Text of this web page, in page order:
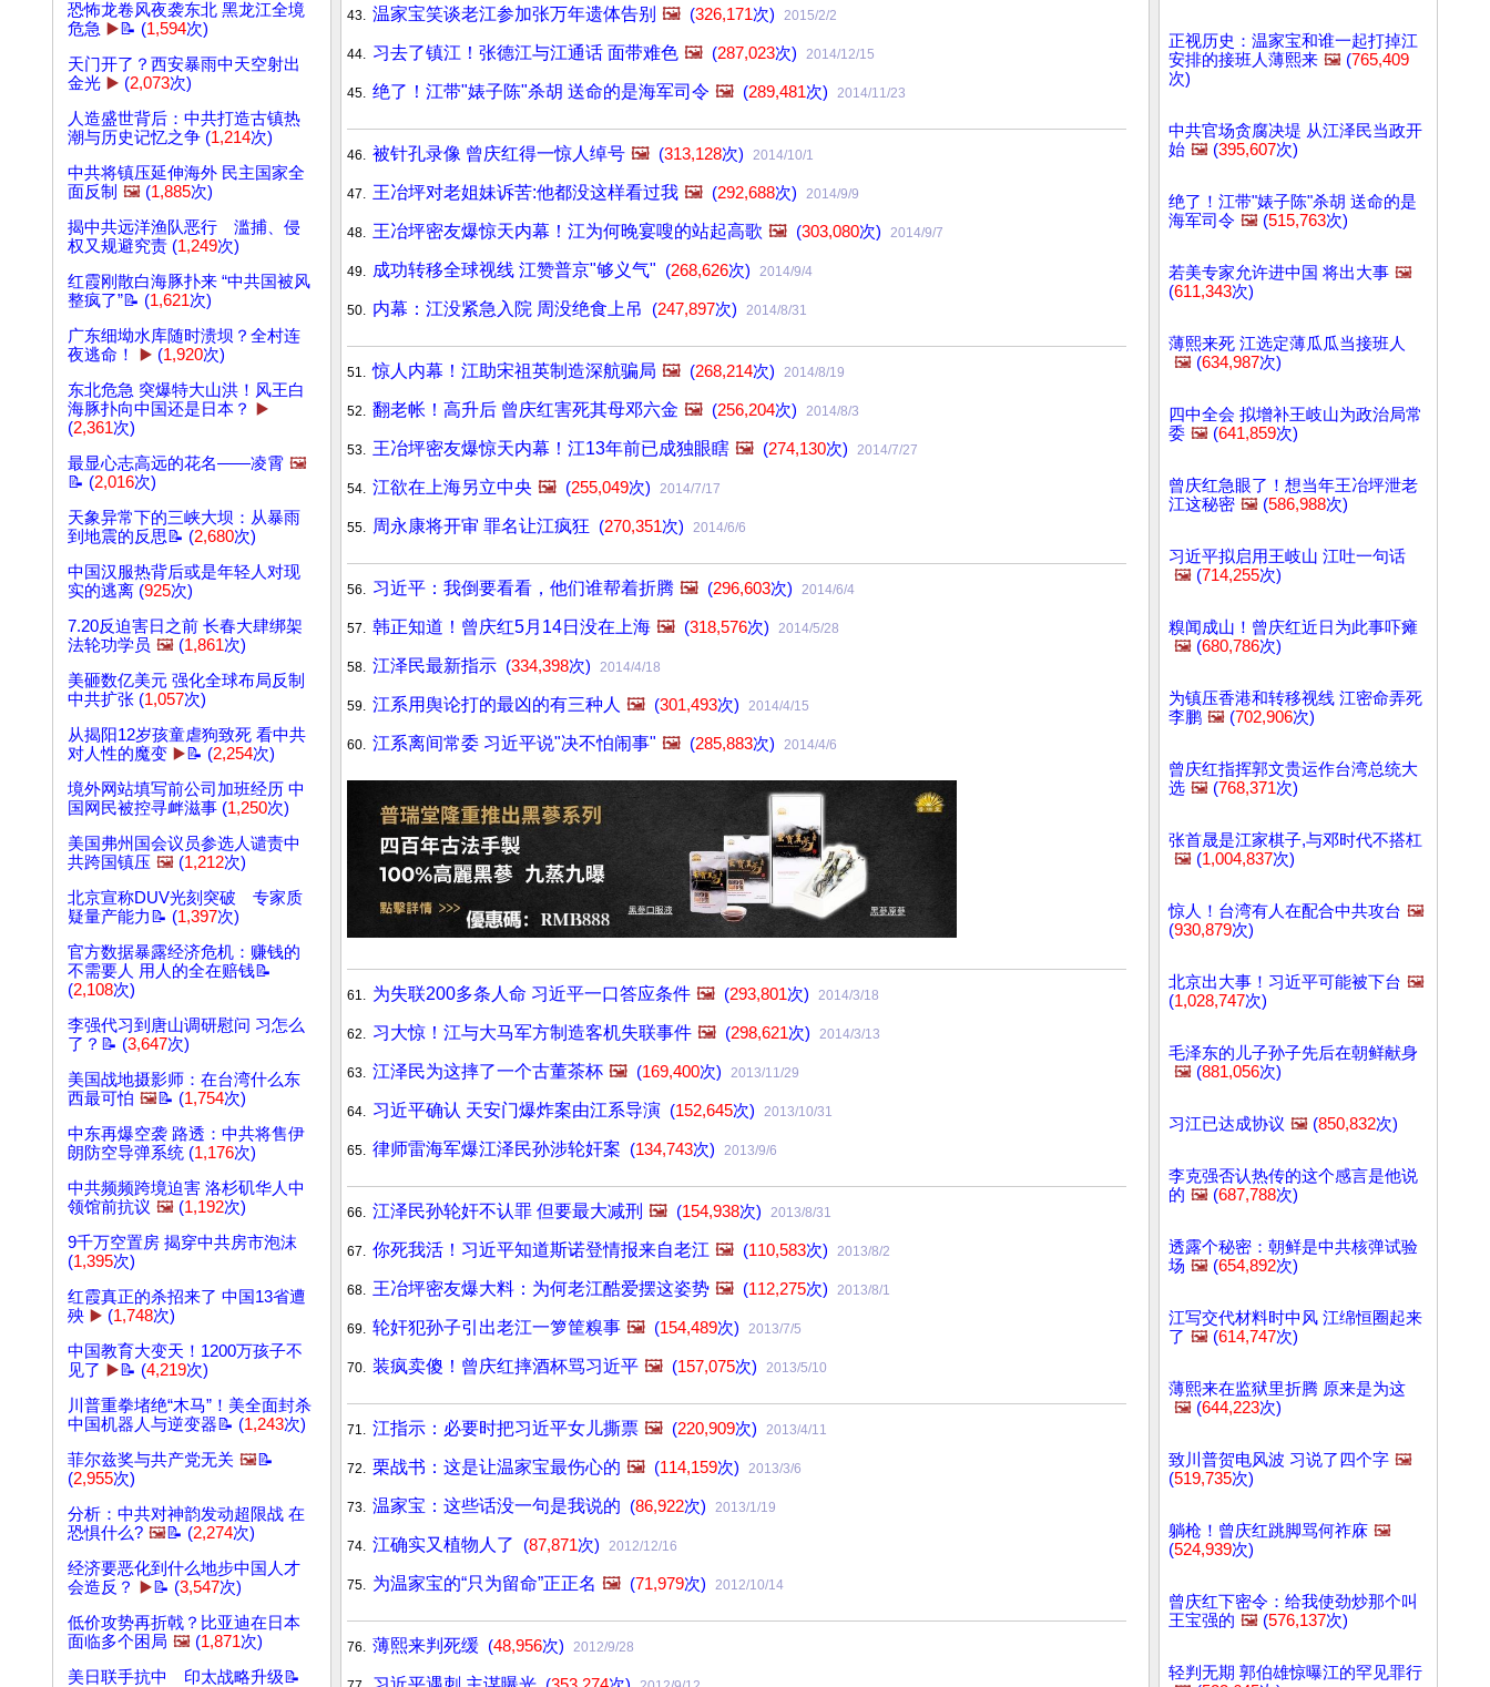
恐怖龙卷风夜袭东北 黑龙江全境
危急 ▶️📝 (1,594次)
天门开了？西安暴雨中天空射出
金光 ▶️ (2,073次)
人造盛世背后：中共打造古镇热
潮与历史记忆之争 (1,214次)
中共将镇压延伸海外 民主国家全
面反制 🖼️ (1,885次)
揭中共远洋渔队恶行 滥捕、侵
权又规避究责 (1,249次)
红霞刚散白海豚扑来 “中共国被风
整疯了”📝 (1,621次)
广东细坳水库随时溃坝？全村连
夜逃命！
▶️ (1,920次)
东北危急 突爆特大山洪！风王白
海豚扑向中国还是日本？
▶️
(2,361次)
最显心志高远的花名——凌霄 🖼️
📝 (2,016次)
天象异常下的三峡大坝：从暴雨
到地震的反思📝 (2,680次)
中国汉服热背后或是年轻人对现
实的逃离 (925次)
7.20反迫害日之前 长春大肆绑架
法轮功学员 🖼️ (1,861次)
美砸数亿美元 强化全球布局反制
中共扩张 (1,057次)
从揭阳12岁孩童虐狗致死 看中共
对人性的魔变 ▶️📝 (2,254次)
境外网站填写前公司加班经历 中
国网民被控寻衅滋事 (1,250次)
美国弗州国会议员参选人谴责中
共跨国镇压 🖼️ (1,212次)
北京宣称DUV光刻突破 专家质
疑量产能力📝 (1,397次)
官方数据暴露经济危机：赚钱的
不需要人 用人的全在赔钱📝
(2,108次)
李强代习到唐山调研慰问 习怎么
了？📝 (3,647次)
美国战地摄影师：在台湾什么东
西最可怕 🖼️📝 (1,754次)
中东再爆空袭 路透：中共将售伊
朗防空导弹系统 (1,176次)
中共频频跨境迫害 洛杉矶华人中
领馆前抗议 🖼️ (1,192次)
9千万空置房 揭穿中共房市泡沫
(1,395次)
红霞真正的杀招来了 中国13省遭
殃 ▶️ (1,748次)
中国教育大变天！1200万孩子不
见了 ▶️📝 (4,219次)
川普重拳堵绝“木马”！美全面封杀
中国机器人与逆变器📝 (1,243次)
菲尔兹奖与共产党无关 🖼️📝
(2,955次)
分析：中共对神韵发动超限战 在
恐惧什么? 🖼️📝 (2,274次)
经济要恶化到什么地步中国人才
会造反？
▶️📝 (3,547次)
低价攻势再折戟？比亚迪在日本
面临多个困局 🖼️ (1,871次)
美日联手抗中 印太战略升级📝
43. 温家宝笑谈老江参加张万年遗体告别 🖼️ (326,171次) 2015/2/2
44. 习去了镇江！张德江与江通话 面带难色 🖼️ (287,023次) 2014/12/15
45. 绝了！江带"婊子陈"杀胡 送命的是海军司令 🖼️ (289,481次) 2014/11/23
46. 被针孔录像 曾庆红得一惊人绰号 🖼️ (313,128次) 2014/10/1
47. 王冶坪对老姐妹诉苦:他都没这样看过我 🖼️ (292,688次) 2014/9/9
48. 王冶坪密友爆惊天内幕！江为何晚宴嗖的站起高歌 🖼️ (303,080次) 2014/9/7
49. 成功转移全球视线 江赞普京"够义气" (268,626次) 2014/9/4
50. 内幕：江没紧急入院 周没绝食上吊 (247,897次) 2014/8/31
51.惊人内幕！江助宋祖英制造深航骗局 🖼️ (268,214次) 2014/8/19
52. 翻老帐！高升后 曾庆红害死其母邓六金 🖼️ (256,204次) 2014/8/3
53. 王冶坪密友爆惊天内幕！江13年前已成独眼瞎 🖼️ (274,130次) 2014/7/27
54. 江欲在上海另立中央 🖼️ (255,049次) 2014/7/17
55. 周永康将开审 罪名让江疯狂 (270,351次) 2014/6/6
56. 习近平：我倒要看看，他们谁帮着折腾 🖼️ (296,603次) 2014/6/4
57. 韩正知道！曾庆红5月14日没在上海 🖼️ (318,576次) 2014/5/28
58. 江泽民最新指示 (334,398次) 2014/4/18
59. 江系用舆论打的最凶的有三种人 🖼️ (301,493次) 2014/4/15
60. 江系离间常委 习近平说"决不怕闹事" 🖼️ (285,883次) 2014/4/6
61. 为失联200多条人命 习近平一口答应条件 🖼️ (293,801次) 2014/3/18
62. 习大惊！江与大马军方制造客机失联事件 🖼️ (298,621次) 2014/3/13
63. 江泽民为这摔了一个古董茶杯 🖼️ (169,400次) 2013/11/29
64. 习近平确认 天安门爆炸案由江系导演 (152,645次) 2013/10/31
65. 律师雷海军爆江泽民孙涉轮奸案 (134,743次) 2013/9/6
66. 江泽民孙轮奸不认罪 但要最大减刑 🖼️ (154,938次) 2013/8/31
67. 你死我活！习近平知道斯诺登情报来自老江 🖼️ (110,583次) 2013/8/2
68. 王冶坪密友爆大料：为何老江酷爱摆这姿势 🖼️ (112,275次) 2013/8/1
69. 轮奸犯孙子引出老江一箩筐糗事 🖼️ (154,489次) 2013/7/5
70. 装疯卖傻！曾庆红摔酒杯骂习近平 🖼️ (157,075次) 2013/5/10
71. 江指示：必要时把习近平女儿撕票 🖼️ (220,909次) 2013/4/11
72. 栗战书：这是让温家宝最伤心的 🖼️ (114,159次) 2013/3/6
73. 温家宝：这些话没一句是我说的 (86,922次) 2013/1/19
74. 江确实又植物人了 (87,871次) 2012/12/16
75. 为温家宝的“只为留命”正正名 🖼️ (71,979次) 2012/10/14
76. 薄熙来判死缓 (48,956次) 2012/9/28
正视历史：温家宝和谁一起打掉江
安排的接班人薄熙来 🖼️ (765,409
次)
中共官场贪腐决堤 从江泽民当政开
始 🖼️ (395,607次)
绝了！江带"婊子陈"杀胡 送命的是
海军司令 🖼️ (515,763次)
若美专家允许进中国 将出大事 🖼️
(611,343次)
薄熙来死 江选定薄瓜瓜当接班人
🖼️ (634,987次)
四中全会 拟增补王岐山为政治局常
委 🖼️ (641,859次)
曾庆红急眼了！想当年王冶坪泄老
江这秘密 🖼️ (586,988次)
习近平拟启用王岐山 江吐一句话
🖼️ (714,255次)
糗闻成山！曾庆红近日为此事吓瘫
🖼️ (680,786次)
为镇压香港和转移视线 江密命弄死
李鹏 🖼️ (702,906次)
曾庆红指挥郭文贵运作台湾总统大
选 🖼️ (768,371次)
张首晟是江家棋子,与邓时代不搭杠
🖼️ (1,004,837次)
惊人！台湾有人在配合中共攻台 🖼️
(930,879次)
北京出大事！习近平可能被下台 🖼️
(1,028,747次)
毛泽东的儿子孙子先后在朝鲜献身
🖼️ (881,056次)
习江已达成协议 🖼️ (850,832次)
李克强否认热传的这个感言是他说
的 🖼️ (687,788次)
透露个秘密：朝鲜是中共核弹试验
场 🖼️ (654,892次)
江写交代材料时中风 江绵恒圈起来
了 🖼️ (614,747次)
薄熙来在监狱里折腾 原来是为这
🖼️ (644,223次)
致川普贺电风波 习说了四个字 🖼️
(519,735次)
躺枪！曾庆红跳脚骂何祚庥 🖼️
(524,939次)
曾庆红下密令：给我使劲炒那个叫
王宝强的 🖼️ (576,137次)
轻判无期 郭伯雄惊曝江的罕见罪行